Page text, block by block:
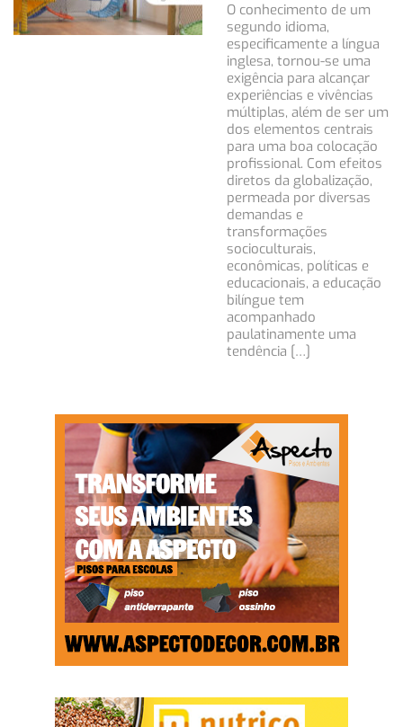
O conhecimento de um
segundo idioma,
especificamente a língua
inglesa, tornou-se uma
exigência para alcançar
experiências e vivências
múltiplas, além de ser um
dos elementos centrais
para uma boa colocação
profissional. Com efeitos
diretos da globalização,
permeada por diversas
demandas e
transformações
socioculturais,
econômicas, políticas e
educacionais, a educação
bilíngue tem
acompanhado
paulatinamente uma
tendência […]